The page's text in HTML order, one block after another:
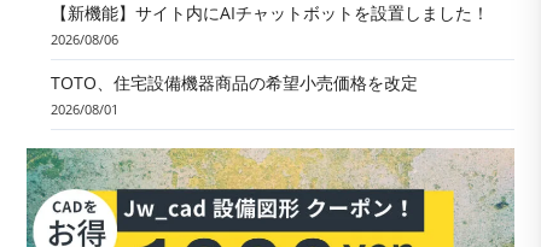
【新機能】サイト内にAIチャットボットを設置しました！
2026/08/06
TOTO、住宅設備機器商品の希望小売価格を改定
2026/08/01